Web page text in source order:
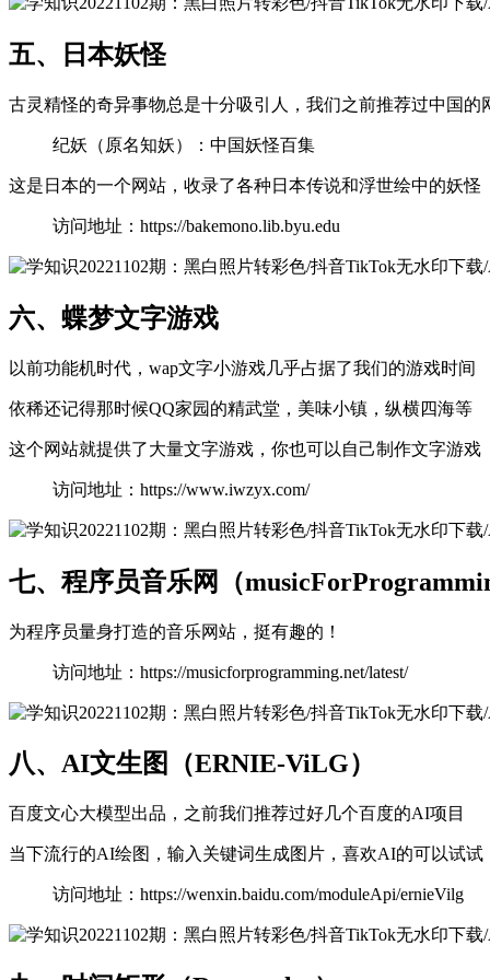
五、日本妖怪
古灵精怪的奇异事物总是十分吸引人，我们之前推荐过中国的
纪妖（原名知妖）：中国妖怪百集
这是日本的一个网站，收录了各种日本传说和浮世绘中的妖怪
访问地址：https://bakemono.lib.byu.edu
六、蝶梦文字游戏
以前功能机时代，wap文字小游戏几乎占据了我们的游戏时间
依稀还记得那时候QQ家园的精武堂，美味小镇，纵横四海等
这个网站就提供了大量文字游戏，你也可以自己制作文字游戏
访问地址：https://www.iwzyx.com/
七、程序员音乐网（
为程序员量身打造的音乐网站，挺有趣的！
访问地址：https://musicforprogramming.net/latest/
八、AI文生图（ERNIE-ViLG）
百度文心大模型出品，之前我们推荐过好几个百度的AI项目
当下流行的AI绘图，输入关键词生成图片，喜欢AI的可以试试
访问地址：https://wenxin.baidu.com/moduleApi/ernieVilg